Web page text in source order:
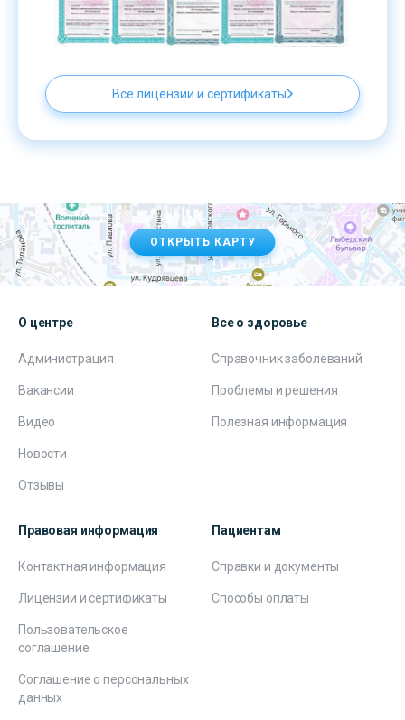
Все лицензии и сертификаты
ОТКРЫТЬ КАРТУ
О центре
Администрация
Вакансии
Видео
Новости
Отзывы
Все о здоровье
Справочник заболеваний
Проблемы и решения
Полезная информация
Правовая информация
Контактная информация
Лицензии и сертификаты
Пользовательское
соглашение
Соглашение о персональных
данных
Пациентам
Справки и документы
Способы оплаты